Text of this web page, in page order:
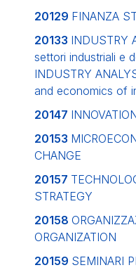
20129 FINANZA
20133 INDUSTRY
settori industriali e
INDUSTRY
and economics of
20147
20153
CHANGE
20157
STRATEGY
20158
ORGANIZATION
20159 SEMINARI